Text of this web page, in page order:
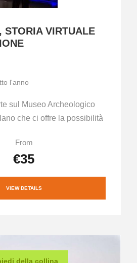
STORIA VIRTUALE
l'anno
sul Museo Archeologico
che ci offre la possibilità
From
€35
VIEW DETAILS
della collina